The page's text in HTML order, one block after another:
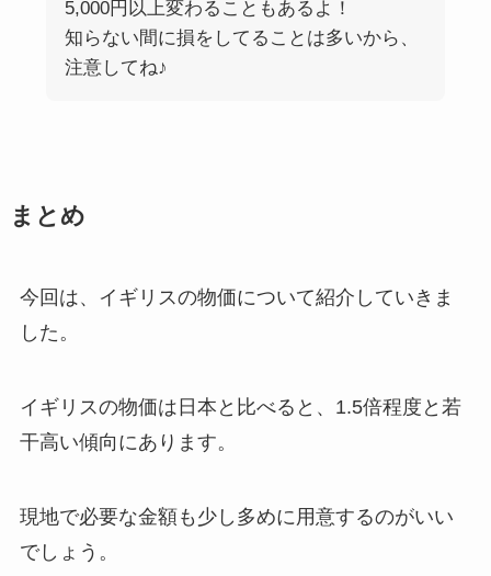
5,000円以上変わることもあるよ！
知らない間に損をしてることは多いから、
注意してね♪
まとめ
今回は、イギリスの物価について紹介していきま
した。
イギリスの物価は日本と比べると、1.5倍程度と若
干高い傾向にあります。
現地で必要な金額も少し多めに用意するのがいい
でしょう。